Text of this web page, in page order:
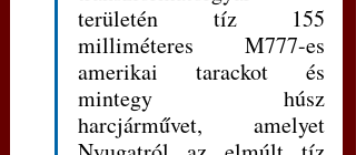
területén tíz 155
milliméteres M777-es
amerikai tarackot és
mintegy húsz
harcjárművet, amelyet